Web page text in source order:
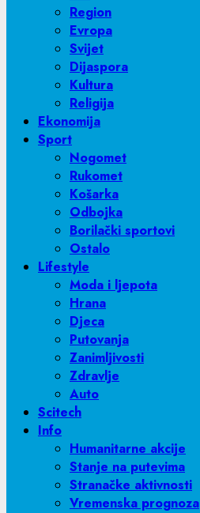
Region
Evropa
Svijet
Dijaspora
Kultura
Religija
Ekonomija
Sport
Nogomet
Rukomet
Košarka
Odbojka
Borilački sportovi
Ostalo
Lifestyle
Moda i ljepota
Hrana
Djeca
Putovanja
Zanimljivosti
Zdravlje
Auto
Scitech
Info
Humanitarne akcije
Stanje na putevima
Stranačke aktivnosti
Vremenska prognoza